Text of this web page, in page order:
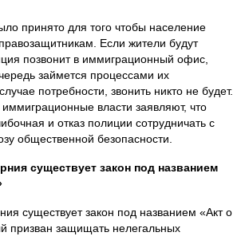
принято для того чтобы население
Если жители будут
позвонит в иммиграционный офис,
займется процессами их
потребности, звонить никто не будет.
власти заявляют, что
и отказ полиции сотрудничать с
общественной безопасности.
существует закон под названием
существует закон под названием «Акт о
призван защищать нелегальных